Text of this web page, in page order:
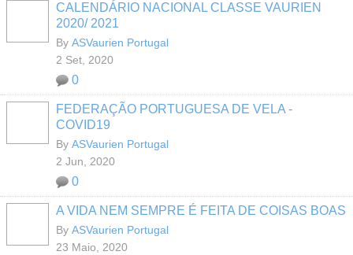
CALENDÁRIO NACIONAL CLASSE VAURIEN
2020/ 2021
By ASVaurien Portugal
2 Set, 2020
0
FEDERAÇÃO PORTUGUESA DE VELA -
COVID19
By ASVaurien Portugal
2 Jun, 2020
0
A VIDA NEM SEMPRE É FEITA DE COISAS BOAS
By ASVaurien Portugal
23 Maio, 2020